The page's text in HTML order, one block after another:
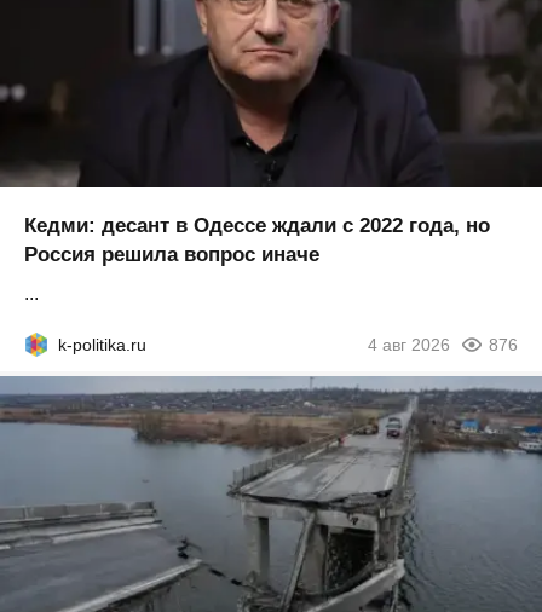
Кедми: десант в Одессе ждали с 2022 года, но
Россия решила вопрос иначе
...
k-politika.ru 4 авг 2026 876